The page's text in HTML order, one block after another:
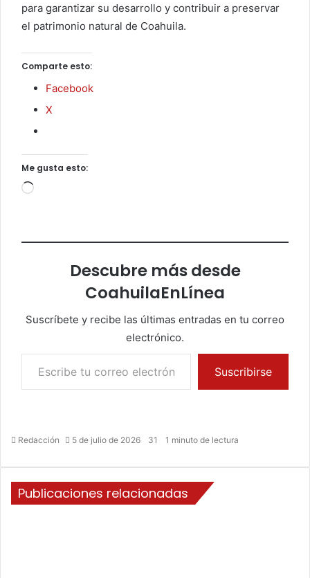
para garantizar su desarrollo y contribuir a preservar
el patrimonio natural de Coahuila.
Comparte esto:
Facebook
X
Me gusta esto:
Cargando...
Descubre más desde
CoahuilaEnLínea
Suscríbete y recibe las últimas entradas en tu correo
electrónico.
Escribe tu correo electrónico…
Suscribirse
Redacción 5 de julio de 2026 31 1 minuto de lectura
Publicaciones relacionadas